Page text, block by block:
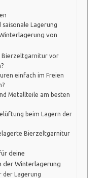
Lagerung
von
Bierzeltgarnitur vor
einfach im Freien
Metallteile am besten
beim Lagern der
Bierzeltgarnitur
deine
der Winterlagerung
der Lagerung